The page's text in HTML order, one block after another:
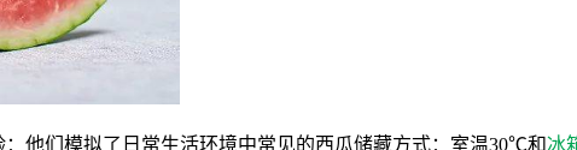
他们模拟了日常生活环境中常见的西瓜储藏方式：室温30℃和冰